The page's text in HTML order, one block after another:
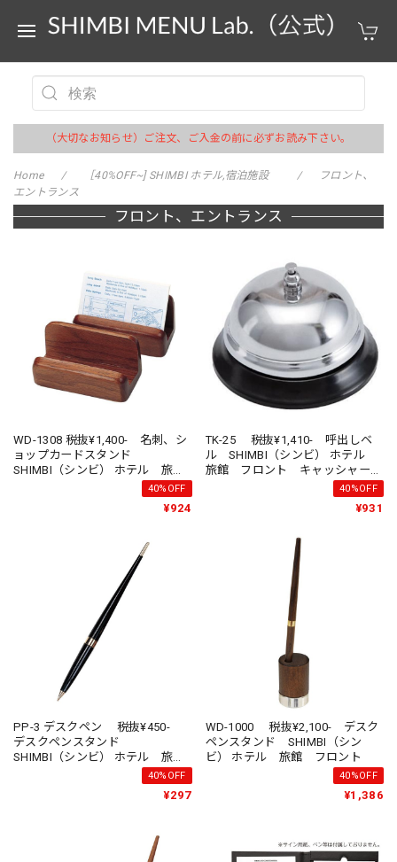
（大切なお知らせ）ご注文、ご入金の前に必ずお読み下さい。
Home ［40%OFF~] SHIMBI ホテル,宿泊施設
フロント、
エントランス
フロント、エントランス
WD-1308 税抜¥1,400- 名刺、シ
ョップカードスタンド
SHIMBI（シンビ） ホテル 旅
館 フロント キャッシャー レ
40%OFF
¥924
TK-25 税抜¥1,410- 呼出しベ
ル SHIMBI（シンビ） ホテル
旅館 フロント キャッシャー
40%OFF
¥931
PP-3 デスクペン 税抜¥450-
デスクペンスタンド
SHIMBI（シンビ） ホテル 旅
40%OFF
¥297
WD-1000 税抜¥2,100- デスク
ペンスタンド SHIMBI（シン
ビ） ホテル 旅館 フロント
40%OFF
¥1,386